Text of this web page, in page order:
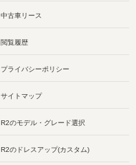
中古車リース
閲覧履歴
プライバシーポリシー
サイトマップ
R2のモデル・グレード選択
R2のドレスアップ(カスタム)